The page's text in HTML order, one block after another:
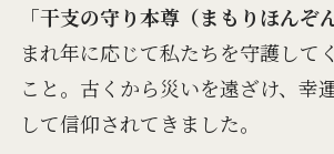
「干支の守り本尊（まもりほんぞ
まれ年に応じて私たちを守護して
こと。古くから災いを遠ざけ、幸
して信仰されてきました。